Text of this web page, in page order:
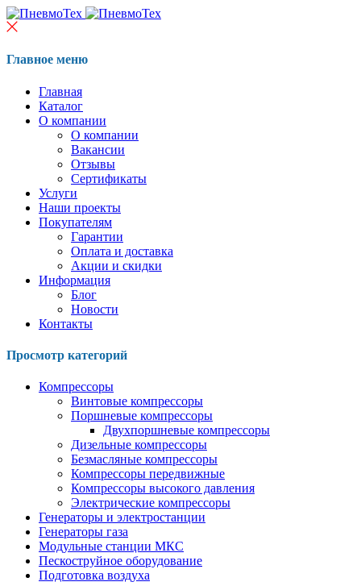
Главное меню
Главная
Каталог
О компании
О компании
Вакансии
Отзывы
Сертификаты
Услуги
Наши проекты
Покупателям
Гарантии
Оплата и доставка
Акции и скидки
Информация
Блог
Новости
Контакты
Просмотр категорий
Компрессоры
Винтовые компрессоры
Поршневые компрессоры
Двухпоршневые компрессоры
Дизельные компрессоры
Безмасляные компрессоры
Компрессоры передвижные
Компрессоры высокого давления
Электрические компрессоры
Генераторы и электростанции
Генераторы газа
Модульные станции МКС
Пескоструйное оборудование
Подготовка воздуха